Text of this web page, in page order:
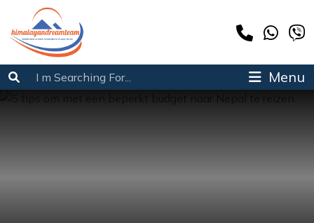
Menu